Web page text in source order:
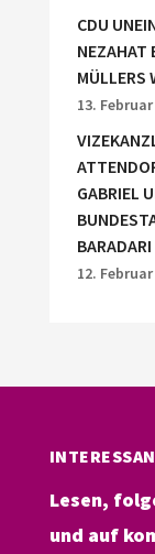
CDU
NEZAHAT
MÜLLERS
13. Februar
GABRIEL
12. Februar
Lesen,
und auf